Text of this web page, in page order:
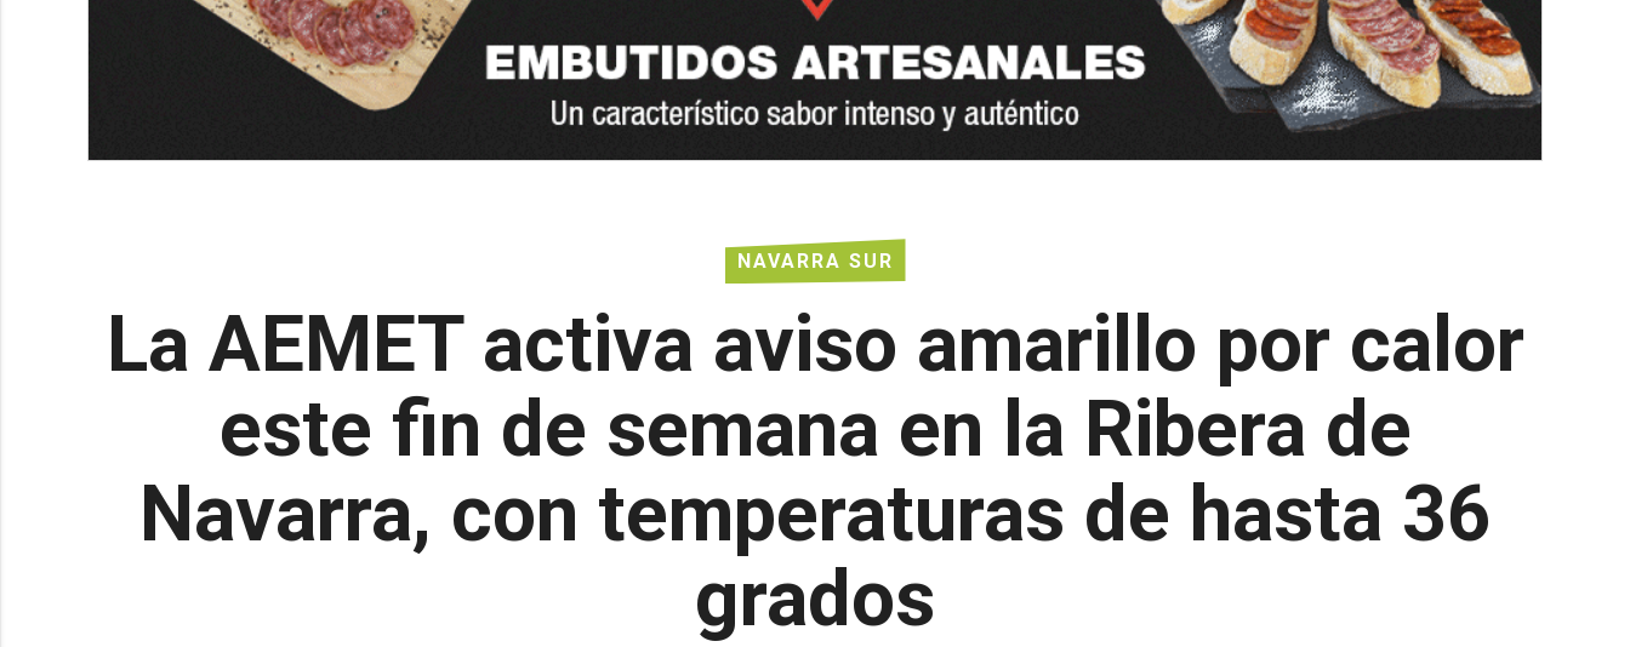
NAVARRA SUR
La AEMET activa aviso amarillo por calor
este fin de semana en la Ribera de
Navarra, con temperaturas de hasta 36
grados